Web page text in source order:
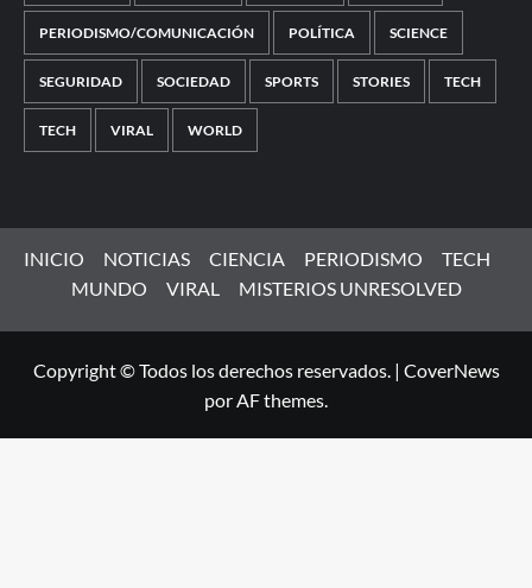
PERIODISMO/COMUNICACIÓN POLÍTICA SCIENCE
SEGURIDAD SOCIEDAD SPORTS STORIES TECH
TECH VIRAL WORLD
INICIO NOTICIAS CIENCIA PERIODISMO
TECH
MUNDO
VIRAL MISTERIOS UNRESOLVED
Copyright © Todos los derechos reservados. | CoverNews
por AF themes.